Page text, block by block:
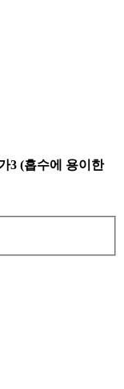
3 (흡수에 용이한